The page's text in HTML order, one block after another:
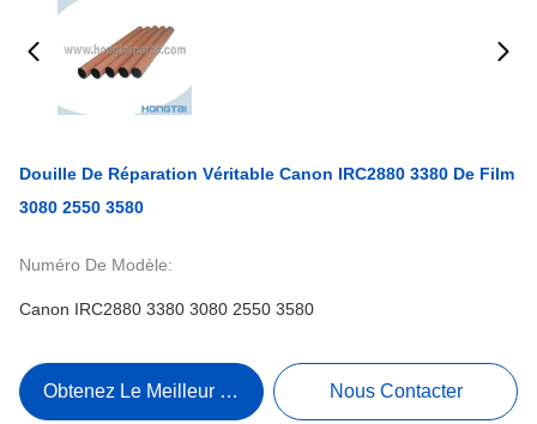
Douille De Réparation Véritable Canon IRC2880 3380 De Film
3080 2550 3580
Numéro De Modèle:
Canon IRC2880 3380 3080 2550 3580
Obtenez Le Meilleur Prix Nous Contacter